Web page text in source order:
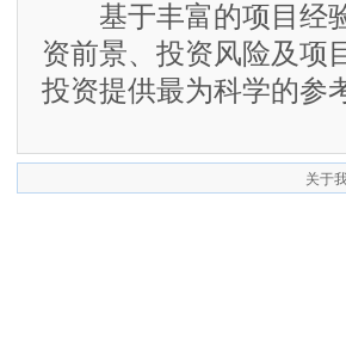
基于丰富的项目经验
资前景、投资风险及项
投资提供最为科学的参
关于